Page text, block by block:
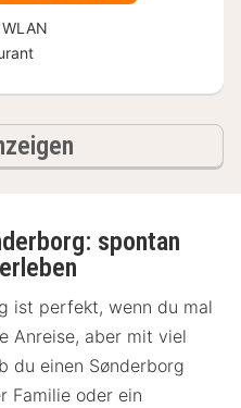
spontan
ist perfekt, wenn du mal
Anreise, aber mit viel
du einen Sønderborg
Familie oder ein